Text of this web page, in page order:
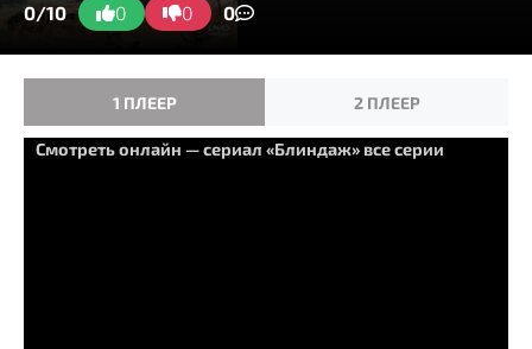
0/10 0 0 0
1 ПЛЕЕР 2 ПЛЕЕР
Смотреть онлайн — сериал «Блиндаж» все серии